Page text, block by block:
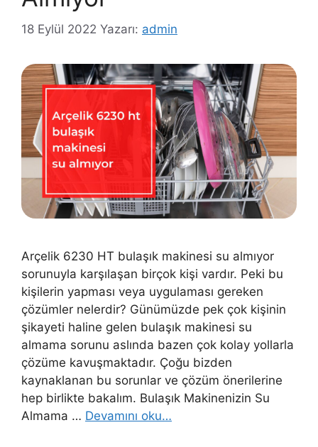
18 Eylül 2022 Yazarı: admin
Arçelik 6230 HT bulaşık makinesi su almıyor
sorunuyla karşılaşan birçok kişi vardır. Peki bu
kişilerin yapması veya uygulaması gereken
çözümler nelerdir? Günümüzde pek çok kişinin
şikayeti haline gelen bulaşık makinesi su
almama sorunu aslında bazen çok kolay yollarla
çözüme kavuşmaktadır. Çoğu bizden
kaynaklanan bu sorunlar ve çözüm önerilerine
hep birlikte bakalım. Bulaşık Makinenizin Su
Almama … Devamını oku…